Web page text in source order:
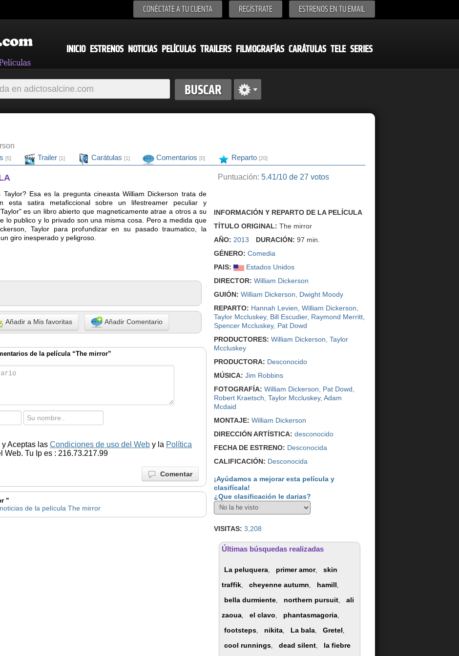
CONÉCTATE A TU CUENTA REGÍSTRATE ESTRENOS EN TU EMAIL
INICIO ESTRENOS NOTICIAS PELÍCULAS TRAILERS FILMOGRAFÍAS CARÁTULAS TELE SERIES
[5] Trailer [1] Carátulas [1] Comentarios [0] Reparto [20]
Taylor? Esa es la pregunta cineasta William Dickerson trata de
esta satira metaficcional sobre un lifestreamer peculiar y
es un libro abierto que magneticamente atrae a otros a su
lo publico y lo privado son una misma cosa. Pero a medida que
Taylor para profundizar en su pasado traumatico, la
giro inesperado y peligroso.
Añadir a Mis favoritas Añadir Comentario
de la película “The mirror”
Aceptas las Condiciones de uso del Web y la Política
Web. Tu Ip es : 216.73.217.99
Comentar
”
de la película The mirror
Puntuación: 5.41/10 de 27 votos
INFORMACIÓN Y REPARTO DE LA PELÍCULA
TÍTULO ORIGINAL: The mirror
AÑO: 2013 DURACIÓN: 97 min.
GÉNERO: Comedia
PAIS:
Estados Unidos
DIRECTOR: William Dickerson
GUIÓN: William Dickerson
Dwight Moody
REPARTO: Hannah Levien William Dickerson
Taylor Mccluskey, Bill Escudier, Raymond Merritt
Spencer Mccluskey, Pat Dowd
PRODUCTORES: William Dickerson Taylor
Mccluskey
PRODUCTORA: Desconocido
MÚSICA: Jim Robbins
FOTOGRAFÍA: William Dickerson Pat Dowd
Robert Kraetsch Taylor Mccluskey, Adam
Mcdaid
MONTAJE: William Dickerson
DIRECCIÓN ARTÍSTICA: desconocido
FECHA DE ESTRENO: Desconocida
CALIFICACIÓN: Desconocida
¡Ayúdamos a mejorar esta película y
clasifícala!
¿Que clasificación le darias?
VISITAS: 3,208
Últimas búsquedas realizadas
La peluquera, primer amor,
skin
traffik, cheyenne autumn, hamill,
bella durmiente, northern pursuit,
ali
zaoua, el clavo, phantasmagoria,
footsteps, nikita, La bala, Gretel,
cool runnings, dead silent, la fiebre